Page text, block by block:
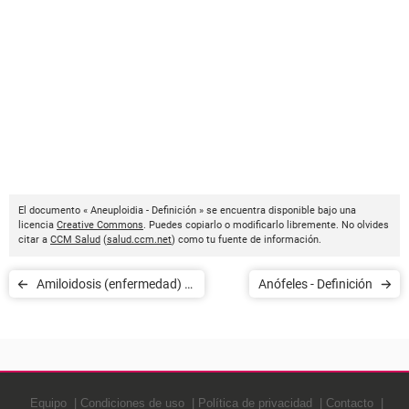
El documento « Aneuploidia - Definición » se encuentra disponible bajo una
licencia Creative Commons. Puedes copiarlo o modificarlo libremente. No olvides
citar a CCM Salud (salud.ccm.net) como tu fuente de información.
Amiloidosis (enfermedad) -
Anófeles - Definición
Equipo Condiciones de uso Política de privacidad Contacto